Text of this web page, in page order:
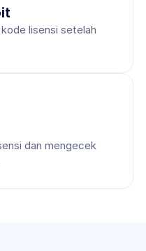
lisensi setelah
dan mengecek